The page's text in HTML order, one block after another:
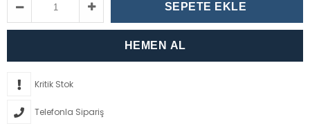
Kritik Stok
Telefonla Sipariş